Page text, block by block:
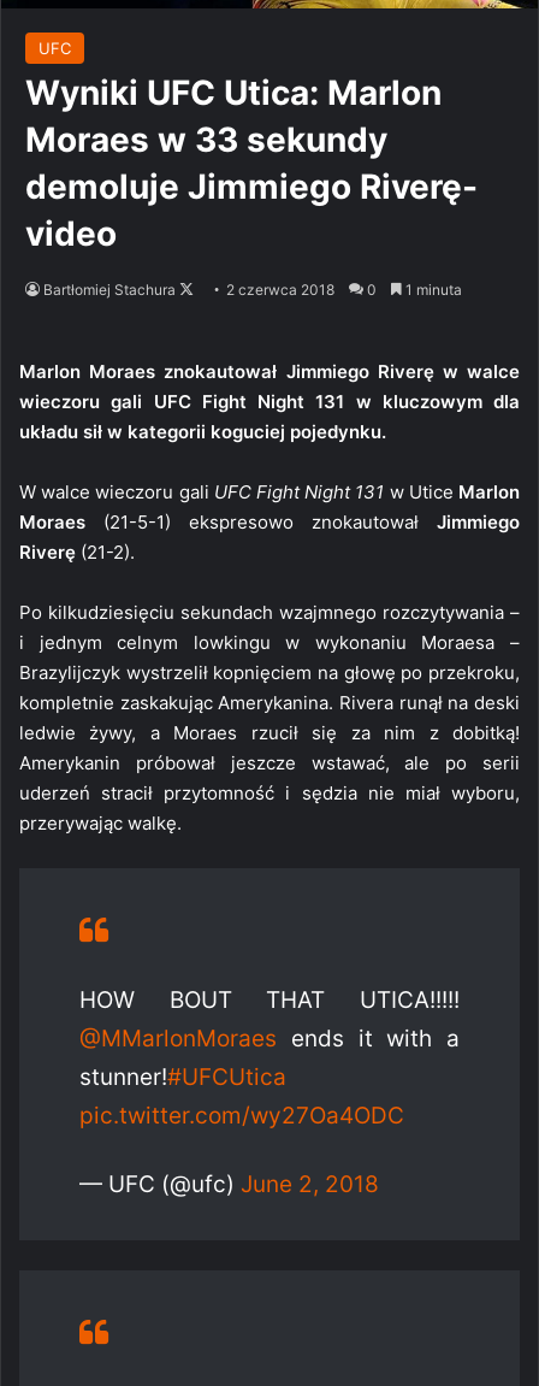
UFC
Wyniki UFC Utica: Marlon
Moraes w 33 sekundy
demoluje Jimmiego Riverę-
video
Bartłomiej Stachura
Follow2 czerwca 2018 0 1 minuta
Marlon Moraes znokautował Jimmiego Riverę w walce
wieczoru gali UFC Fight Night 131 w kluczowym dla
układu sił w kategorii koguciej pojedynku.
W walce wieczoru gali UFC Fight Night 131 w Utice Marlon
Moraes (21-5-1) ekspresowo znokautował Jimmiego
Riverę (21-2).
Po kilkudziesięciu sekundach wzajmnego rozczytywania –
i jednym celnym lowkingu w wykonaniu Moraesa –
Brazylijczyk wystrzelił kopnięciem na głowę po przekroku,
kompletnie zaskakując Amerykanina. Rivera runął na deski
ledwie żywy, a Moraes rzucił się za nim z dobitką!
Amerykanin próbował jeszcze wstawać, ale po serii
uderzeń stracił przytomność i sędzia nie miał wyboru,
przerywając walkę.
HOW BOUT THAT UTICA!!!!!
@MMarlonMoraes ends it with a
stunner!#UFCUtica
pic.twitter.com/wy27Oa4ODC
— UFC (@ufc) June 2, 2018